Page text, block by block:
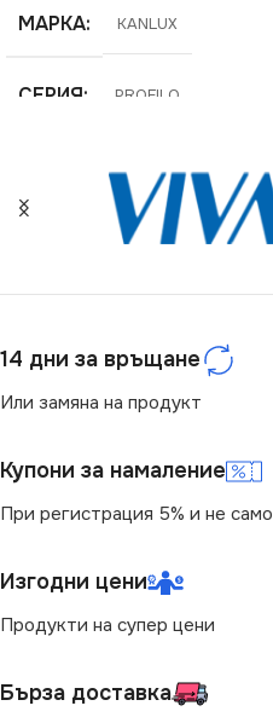
МАРКА KANLUX
СЕРИЯ PROFILO
14 дни за връщане
Или замяна на продукт
Купони за намаление
При регистрация 5% и не само
Изгодни цени
Продукти на супер цени
Бърза доставка